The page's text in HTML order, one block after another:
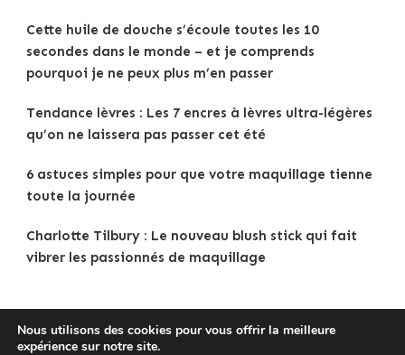
Cette huile de douche s’écoule toutes les 10
secondes dans le monde – et je comprends
pourquoi je ne peux plus m’en passer
Tendance lèvres : Les 7 encres à lèvres ultra-légères
qu’on ne laissera pas passer cet été
6 astuces simples pour que votre maquillage tienne
toute la journée
Charlotte Tilbury : Le nouveau blush stick qui fait
vibrer les passionnés de maquillage
Nous utilisons des cookies pour vous offrir la meilleure
expérience sur notre site.